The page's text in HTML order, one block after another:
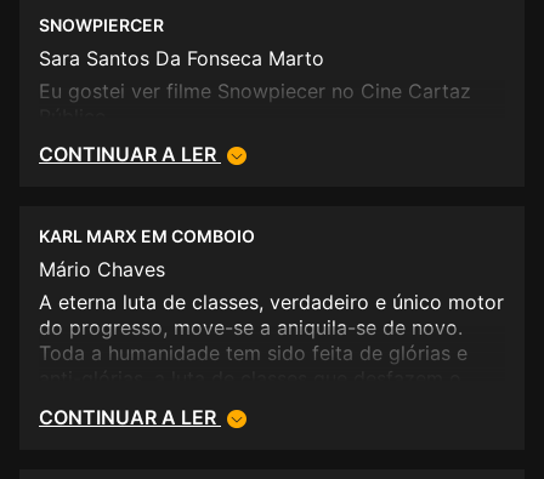
SNOWPIERCER
Sara Santos Da Fonseca Marto
Eu gostei ver filme Snowpiecer no Cine Cartaz
CONTINUAR A LER
KARL MARX EM COMBOIO
Mário Chaves
A eterna luta de classes, verdadeiro e único motor
do progresso, move-se a aniquila-se de novo.
Toda a humanidade tem sido feita de glórias e
sonho de outros que se julgam eleitos. Karl Marx
gostaria de ter viajado neste comboio, a
CONTINUAR A LER